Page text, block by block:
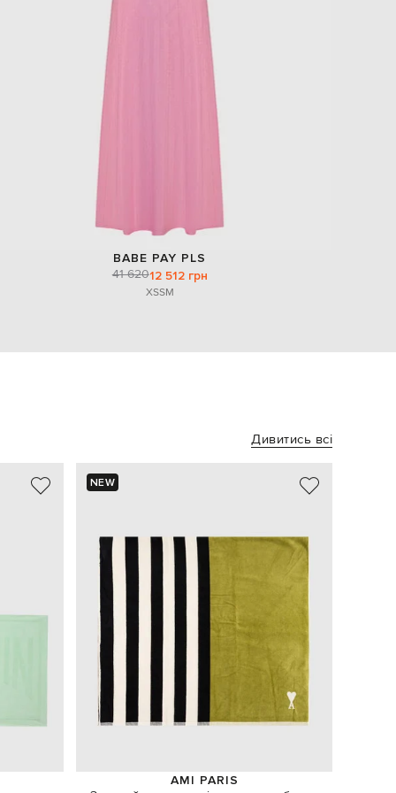
BABE PAY PLS
41 62012 512 грн
XSSM
Дивитись всі
NEW
AMI PARIS